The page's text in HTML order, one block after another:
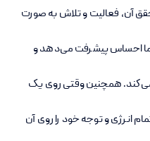
آن، فعالیت و تلاش به صورت
احساس پیشرفت می‌دهد و
می‌کند. همچنین وقتی روی یک
انرژی و توجه خود را روی آن